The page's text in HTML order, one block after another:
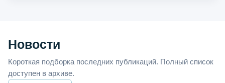
Новости
Короткая подборка последних публикаций. Полный список
доступен в архиве.